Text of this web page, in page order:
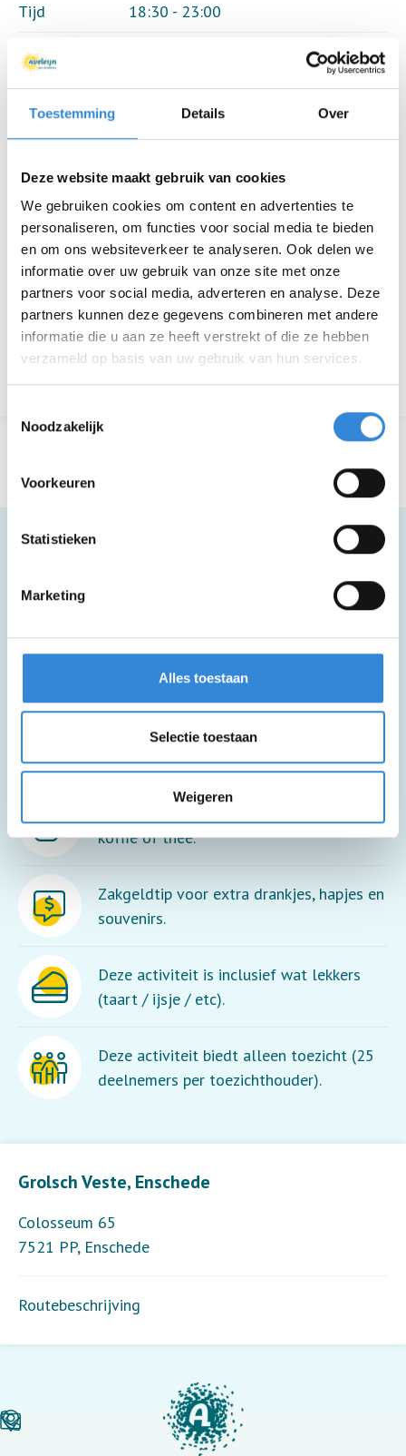
Toestemming Details Over
Deze website maakt gebruik van cookies
We gebruiken cookies om content en advertenties te
personaliseren, om functies voor social media te bieden
en om ons websiteverkeer te analyseren. Ook delen we
informatie over uw gebruik van onze site met onze
partners voor social media, adverteren en analyse. Deze
partners kunnen deze gegevens combineren met andere
informatie die u aan ze heeft verstrekt of die ze hebben
verzameld op basis van uw gebruik van hun services.
Noodzakelijk
Voorkeuren
Statistieken
Marketing
Alles toestaan
Selectie toestaan
Weigeren
Tijd
18:30 - 23:00
Locatie
Thema
Theater & muziek
Kosten
Geen
Inschrijvingen
289 van 350
Aanmelden is niet meer mogelijk.
Download hier de poster
Grolsch Veste, Enschede
Colosseum 65
7521 PP, Enschede
Routebeschrijving
Meer informatie
Deze activiteit is inclusief een drankje.
koffie of thee.
Zakgeldtip voor extra drankjes, hapjes en
souvenirs.
Deze activiteit is inclusief wat lekkers
(taart / ijsje / etc).
Deze activiteit biedt alleen toezicht (25
deelnemers per toezichthouder).